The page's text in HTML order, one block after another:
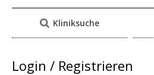
Kliniksuche
Login / Registrieren